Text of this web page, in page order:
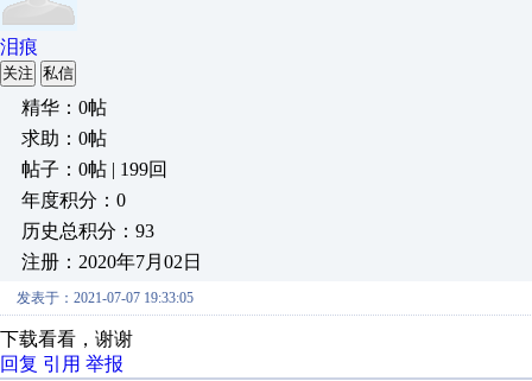
泪痕
关注 私信
精华：0帖
求助：0帖
帖子：0帖 | 199回
年度积分：0
历史总积分：93
注册：2020年7月02日
发表于：2021-07-07 19:33:05
下载看看，谢谢
回复 引用 举报